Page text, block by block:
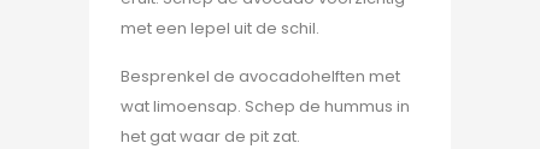
met een lepel uit de schil.
Besprenkel de avocadohelften met
wat limoensap. Schep de hummus in
het gat waar de pit zat.